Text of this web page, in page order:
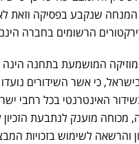
שנקבע בפסיקה וזאת
הרשומים בחברה
המושמעת בתחנה הינה
כי אשר השידורים
האינטרנטי בכל רחבי
מוענק לנתבעת הזכיון
והרשאה לשימוש בזכויות